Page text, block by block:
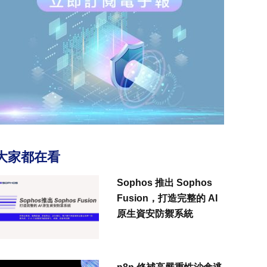
家都在看
Sophos 推出 Sophos
Fusion，打造完整的 AI
原生資安防禦系統